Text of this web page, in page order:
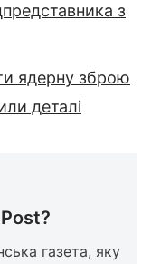
з
ядерну зброю
деталі
газета, яку